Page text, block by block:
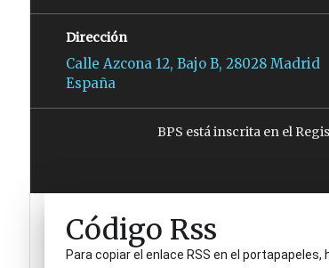
Dirección
Calle Azcona 12, Bajo B, 28028 Madrid
España
BPS está inscrita en el
Código Rss
Para copiar el enlace RSS en el portapapeles,